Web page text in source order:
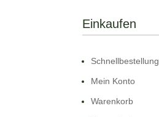
Einkaufen
Schnell­bestellung
Mein Konto
Warenkorb